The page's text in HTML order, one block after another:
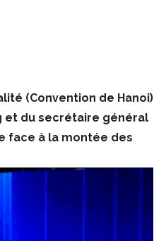
(Convention de Hanoi)
et du secrétaire général
face à la montée des